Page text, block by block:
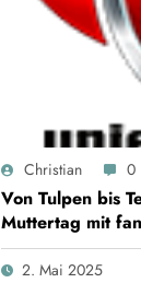
Christian 0
Von Tulpen bis
Muttertag mit
2. Mai 2025